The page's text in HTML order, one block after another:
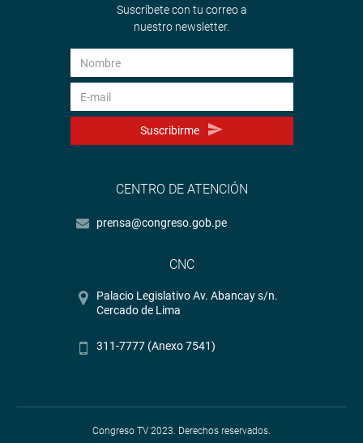
Suscríbete con tu correo a
nuestro newsletter.
Suscribirme
CENTRO DE ATENCIÓN
prensa@congreso.gob.pe
CNC
Palacio Legislativo Av. Abancay s/n.
Cercado de Lima
311-7777 (Anexo 7541)
Congreso TV 2023. Derechos reservados.